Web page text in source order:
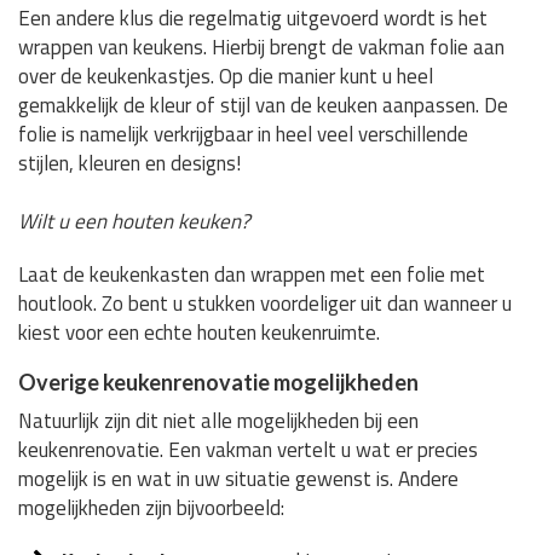
Een andere klus die regelmatig uitgevoerd wordt is het
wrappen van keukens. Hierbij brengt de vakman folie aan
over de keukenkastjes. Op die manier kunt u heel
gemakkelijk de kleur of stijl van de keuken aanpassen. De
folie is namelijk verkrijgbaar in heel veel verschillende
stijlen, kleuren en designs!
Wilt u een houten keuken?
Laat de keukenkasten dan wrappen met een folie met
houtlook. Zo bent u stukken voordeliger uit dan wanneer u
kiest voor een echte houten keukenruimte.
Overige keukenrenovatie mogelijkheden
Natuurlijk zijn dit niet alle mogelijkheden bij een
keukenrenovatie. Een vakman vertelt u wat er precies
mogelijk is en wat in uw situatie gewenst is. Andere
mogelijkheden zijn bijvoorbeeld: